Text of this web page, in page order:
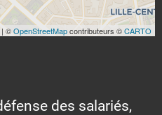
| ©OpenStreetMapcontributeurs ©CARTO
des salariés,